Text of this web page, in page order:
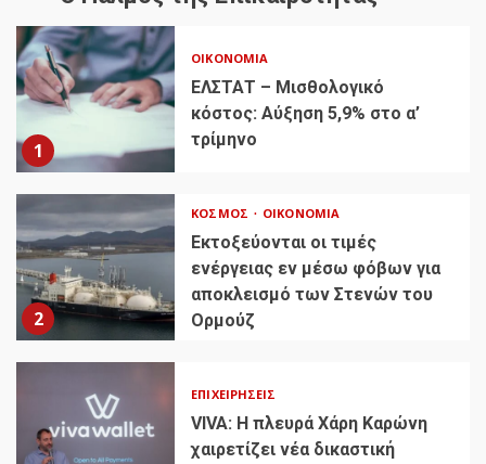
1
ΟΙΚΟΝΟΜΊΑ
ΕΛΣΤΑΤ – Μισθολογικό
κόστος: Αύξηση 5,9% στο α’
τρίμηνο
2
ΚΌΣΜΟΣ ΟΙΚΟΝΟΜΊΑ
Εκτοξεύονται οι τιμές
ενέργειας εν μέσω φόβων για
αποκλεισμό των Στενών του
Ορμούζ
ΕΠΙΧΕΙΡΉΣΕΙΣ
VIVA: Η πλευρά Χάρη Καρώνη
χαιρετίζει νέα δικαστική